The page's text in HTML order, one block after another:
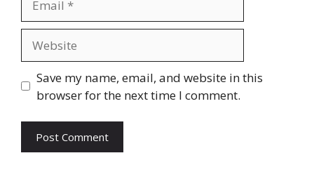
Save my name, email, and website in this
browser for the next time I comment.